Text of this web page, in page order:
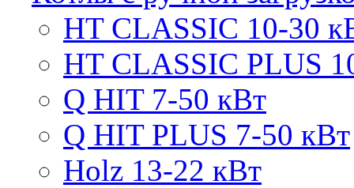
HT CLASSIC 10-30
HT CLASSIC PLUS
Q HIT 7-50 кВт
Q HIT PLUS 7-50 кВт
Holz 13-22 кВт